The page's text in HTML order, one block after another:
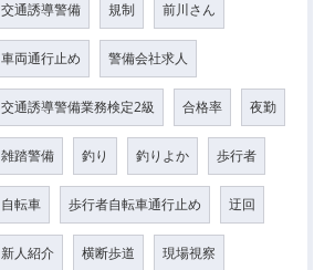
交通誘導警備 規制 前川さん
車両通行止め 警備会社求人
交通誘導警備業務検定2級 合格率 夜勤
雑踏警備 釣り 釣りよか 歩行者
自転車 歩行者自転車通行止め 迂回
新人紹介 横断歩道 現場視察